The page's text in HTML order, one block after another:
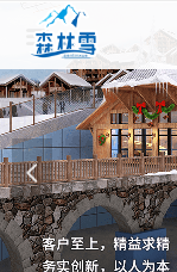
끀
넳